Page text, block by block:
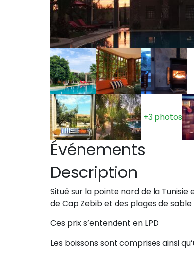
+3 photos
Événements
Description
Situé sur la pointe nord de la
de Cap Zebib et des plages de
Ces prix s’entendent en LPD
Les boissons sont comprises ainsi